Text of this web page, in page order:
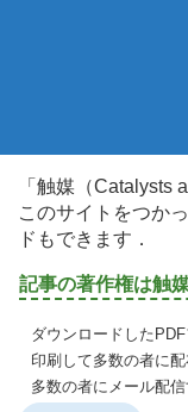
「触媒（Catalysts
このサイトをつか
ドもできます．
記事の著作権は触
ダウンロードした
印刷して多数の者に
多数の者にメール配